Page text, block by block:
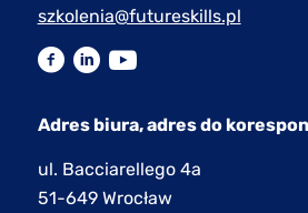
szkolenia@futureskills.pl
Adres biura, adres do
ul. Bacciarellego 4a
51-649 Wrocław